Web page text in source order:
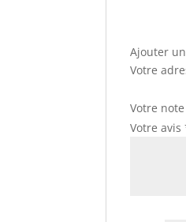
Ajouter
Votre
Votre
Votre avis